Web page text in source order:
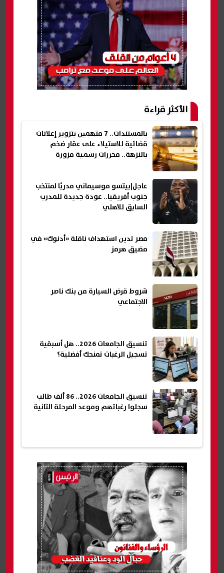
الأكثر قراءة
بالمستندات.. 7 متهمين بتزوير إعلانات
قضائية للاستيلاء على عقار ضخم
بالنزهة.. محررات رسمية مزورة
عاجل|بيتسو موسيماني مدربًا لمنتخب
جنوب أفريقيا.. عودة جديدة للمدرب
السابق للأهلي
مصر تدين استهداف ناقلة «أدنوك» في
مضيق هرمز
شروط قرض السيارة من بنك ناصر
الاجتماعي
تنسيق الجامعات 2026.. هل أسبقية
تسجيل الرغبات تمنحك أفضلية؟
تنسيق الجامعات 2026.. 86 ألف طالب
سجلوا رغباتهم وموعد المرحلة الثانية